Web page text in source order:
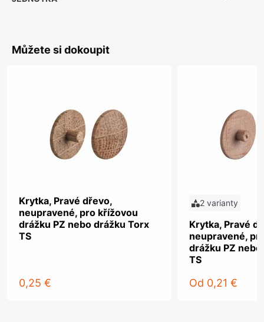
Můžete si dokoupit
Krytka, Pravé dřevo,
neupravené, pro křížovou
drážku PZ nebo drážku Torx
TS
0,25 €
2 varianty
Krytka, Pravé
neupravené,
drážku PZ
TS
Od 0,21 €